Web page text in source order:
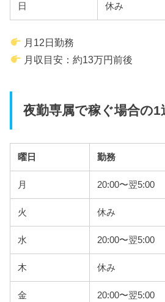
日 休み
月12日勤務
月収目安：約13万円前後
夜勤専属で稼ぐ場合の1
曜日 勤務
月 20:00〜翌5:00
火 休み
水 20:00〜翌5:00
木 休み
金 20:00〜翌5:00